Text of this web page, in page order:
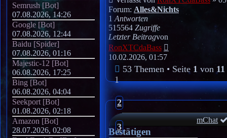
Forum: Alles&Nichts
1 Antworten
515564 Zugriffe
Letzter Beitragvon
RonXTCdaBass
10.02.2026, 01:57
53 Themen • Seite 1 von 11
1
2
3
mChat
Bestätigen
Semrush [Bot]
07.08.2026, 14:26
Google [Bot]
07.08.2026, 12:44
Baidu [Spider]
07.08.2026, 01:16
Majestic-12 [Bot]
06.08.2026, 17:25
Bing [Bot]
06.08.2026, 04:04
Seekport [Bot]
01.08.2026, 02:18
Amazon [Bot]
28.07.2026, 02:08